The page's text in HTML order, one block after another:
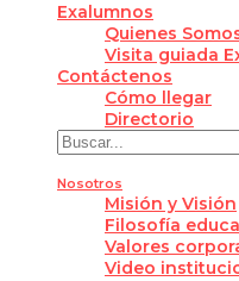
Exalumnos
Quienes
Visita guiada
Contáctenos
Cómo llegar
Directorio
Nosotros
Misión y Visión
Filosofía
Valores
Video